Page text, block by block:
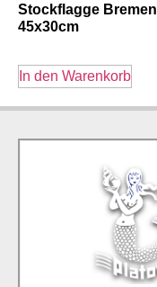
Stockflagge Bremen
45x30cm
In den Warenkorb